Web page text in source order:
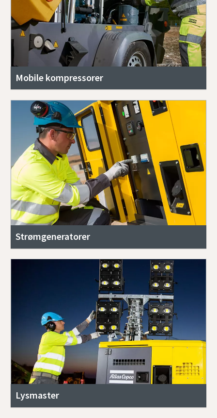
Mobile kompressorer
Strømgeneratorer
Lysmaster